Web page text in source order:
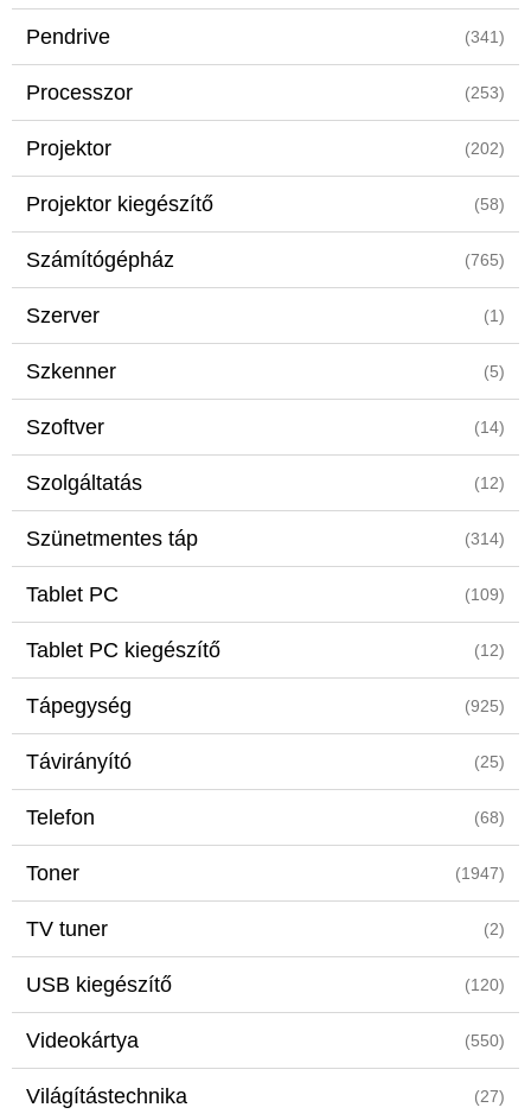
Pendrive (341)
Processzor (253)
Projektor (202)
Projektor kiegészítő (58)
Számítógépház (765)
Szerver (1)
Szkenner (5)
Szoftver (14)
Szolgáltatás (12)
Szünetmentes táp (314)
Tablet PC (109)
Tablet PC kiegészítő (12)
Tápegység (925)
Távirányító (25)
Telefon (68)
Toner (1947)
TV tuner (2)
USB kiegészítő (120)
Videokártya (550)
Világítástechnika (27)